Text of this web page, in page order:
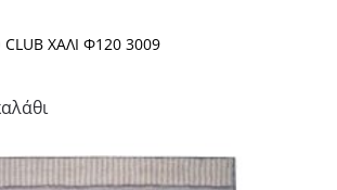
CLUB ΧΑΛΙ Φ120 3009